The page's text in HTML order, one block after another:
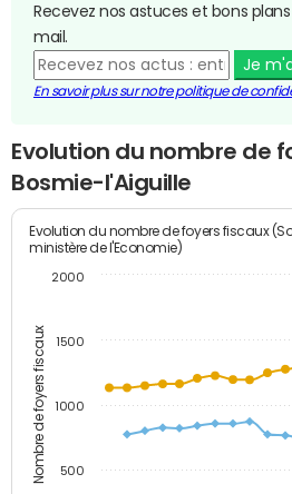
Recevez nos astuces et bons
mail.
Je
En savoir plus sur notre politique de
Evolution du nombre de
Bosmie-l'Aiguille
Nombre de foyers fiscaux
Evolution du nombre de foyers fiscaux
ministère de l'Economie)
500
1000
1500
2000